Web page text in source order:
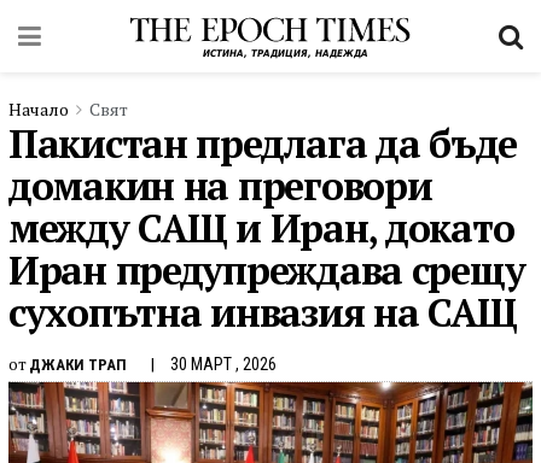
Начало Свят
Пакистан предлага да бъде
домакин на преговори
между САЩ и Иран, докато
Иран предупреждава срещу
сухопътна инвазия на САЩ
от ДЖАКИ ТРАП 30 МАРТ , 2026